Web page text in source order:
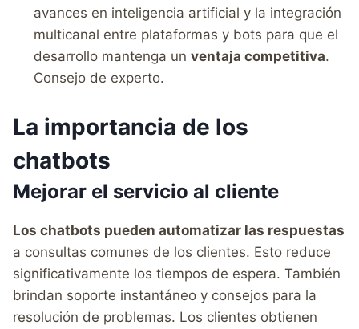
avances en inteligencia artificial y la integración
multicanal entre plataformas y bots para que el
desarrollo mantenga un ventaja competitiva.
Consejo de experto.
La importancia de los
chatbots
Mejorar el servicio al cliente
Los chatbots pueden automatizar las respuestas
a consultas comunes de los clientes. Esto reduce
significativamente los tiempos de espera. También
brindan soporte instantáneo y consejos para la
resolución de problemas. Los clientes obtienen